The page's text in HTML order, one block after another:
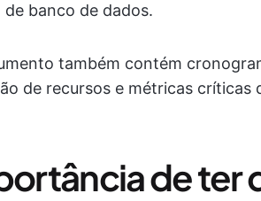
de banco de dados.
também contém
de recursos e métricas críticas
de ter